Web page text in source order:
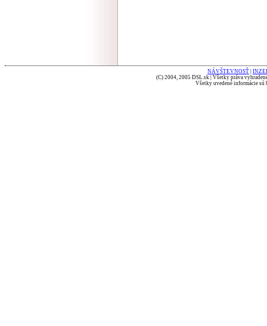
NÁVŠTEVNOSŤ
(C) 2004, 2005 DSL.sk | Všetky práva
Všetky uvedené informácie sú